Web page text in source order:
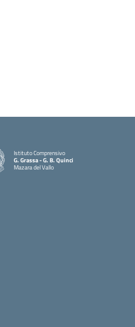
Istituto Comprensivo
G. Grassa - G. B. Quinci
Mazara del Vallo